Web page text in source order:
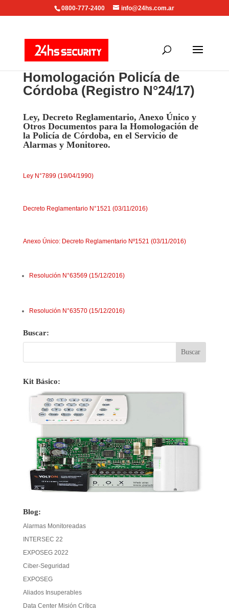
0800-777-2400 info@24hs.com.ar
Homologación Policía de
Córdoba (Registro N°24/17)
Ley, Decreto Reglamentario, Anexo Único y
Otros Documentos para la Homologación de
la Policía de Córdoba, en el Servicio de
Alarmas y Monitoreo.
Ley N°7899 (19/04/1990)
Decreto Reglamentario N°1521 (03/11/2016)
Anexo Único: Decreto Reglamentario Nº1521 (03/11/2016)
Resolución N°63569 (15/12/2016)
Resolución N°63570 (15/12/2016)
Buscar:
Kit Básico:
Blog:
Alarmas Monitoreadas
INTERSEC 22
EXPOSEG 2022
Ciber-Seguridad
EXPOSEG
Aliados Insuperables
Data Center Misión Crítica